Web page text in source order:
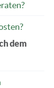
dem